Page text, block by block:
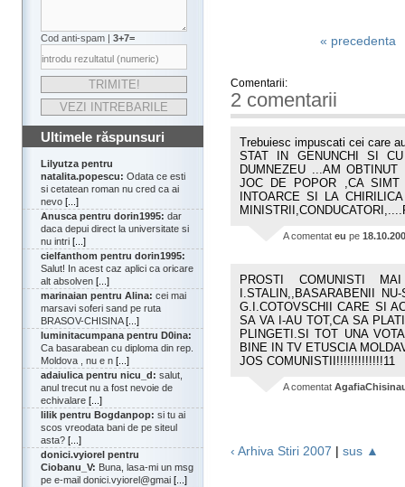
Cod anti-spam | 3+7=
Ultimele răspunsuri
Lilyutza pentru
natalita.popescu: Odata ce esti
si cetatean roman nu cred ca ai
nevo [...]
Anusca pentru dorin1995: dar
daca depui direct la universitate si
nu intri [...]
cielfanthom pentru dorin1995:
Salut! In acest caz aplici ca oricare
alt absolven [...]
marinaian pentru Alina: cei mai
marsavi soferi sand pe ruta
BRASOV-CHISINA[...]
luminitacumpana pentru D0ina:
Ca basarabean cu diploma din rep.
Moldova , nu e n [...]
adaiulica pentru nicu_d: salut,
anul trecut nu a fost nevoie de
echivalare [...]
lilik pentru Bogdanpop: si tu ai
scos vreodata bani de pe siteul
asta? [...]
donici.vyiorel pentru
Ciobanu_V: Buna, lasa-mi un msg
pe e-mail donici.vyiorel@gmai [...]
« precedenta
Comentarii:
2 comentarii
Trebuiesc impuscati cei care
STAT IN GENUNCHI SI
DUMNEZEU ...AM
JOC DE POPOR ,CA SIMT
INTOARCE SI LA
A comentat eu pe
PROSTI COMUNISTI
I.STALIN,,BASARABENII
G.I.COTOVSCHII CARE SI
SA VA I-AU TOT,CA SA
PLINGETI.SI TOT UNA
BINE IN TV ETUSCIA
JOS COMUNISTII!!!!!!!!!!!!!11
A comentat
‹ Arhiva Stiri 2007 | sus ▲